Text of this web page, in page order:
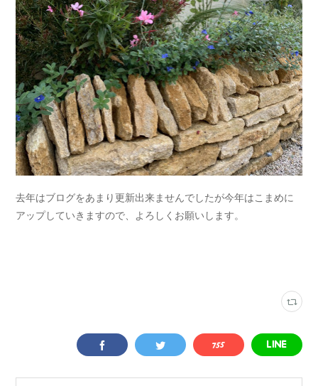
去年はブログをあまり更新出来ませんでしたが今年はこまめに
アップしていきますので、よろしくお願いします。